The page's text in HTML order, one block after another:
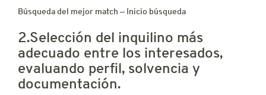
Búsqueda del mejor match — Inicio búsqueda
2.Selección del inquilino más
adecuado entre los interesados,
evaluando perfil, solvencia y
documentación.